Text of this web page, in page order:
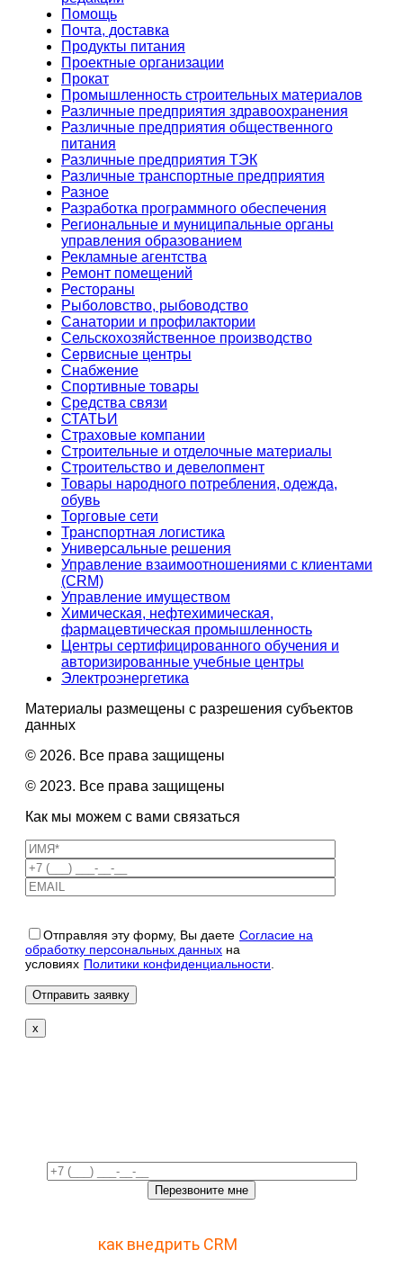
Помощь
Почта, доставка
Продукты питания
Проектные организации
Прокат
Промышленность строительных материалов
Различные предприятия здравоохранения
Различные предприятия общественного
питания
Различные предприятия ТЭК
Различные транспортные предприятия
Разное
Разработка программного обеспечения
Региональные и муниципальные органы
управления образованием
Рекламные агентства
Ремонт помещений
Рестораны
Рыболовство, рыбоводство
Санатории и профилактории
Сельскохозяйственное производство
Сервисные центры
Снабжение
Спортивные товары
Средства связи
СТАТЬИ
Страховые компании
Строительные и отделочные материалы
Строительство и девелопмент
Товары народного потребления, одежда,
обувь
Торговые сети
Транспортная логистика
Универсальные решения
Управление взаимоотношениями с клиентами
(CRM)
Управление имуществом
Химическая, нефтехимическая,
фармацевтическая промышленность
Центры сертифицированного обучения и
авторизированные учебные центры
Электроэнергетика
Материалы размещены с разрешения субъектов
данных
© 2026. Все права защищены
© 2023. Все права защищены
Как мы можем с вами связаться
Отправляя эту форму, Вы даете Согласие на
обработку персональных данных на
условиях Политики конфиденциальности
x
как внедрить CRM